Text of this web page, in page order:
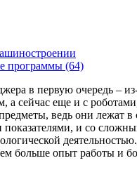
программы (64)
в первую очередь –
а сейчас еще и с
ведь они
и со
больше опыт работы и